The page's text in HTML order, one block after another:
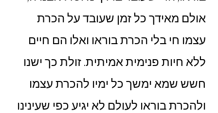
אולם מאידך כל זמן שעובד על הכרת
עצמו חי בלי הכרת בוראו ואלו הם חיים
ללא חיות פנימית אמיתית. זולת כך ישנו
חשש שמא ימשך כל ימיו להכרת עצמו
ולהכרת בוראו לעולם לא יגיע כפי שעינינו